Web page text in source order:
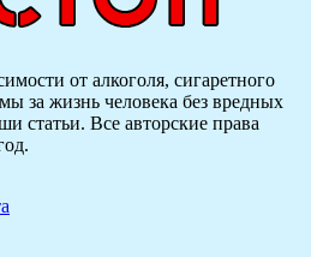
от алкоголя, сигаретного
за жизнь человека без вредных
статьи. Все авторские права